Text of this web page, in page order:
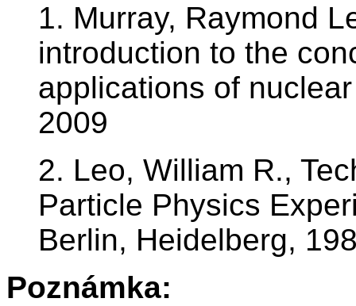
1. Murray, Raymond
introduction to the
applications of
2009
2. Leo, William R.,
Particle Physics
Berlin, Heidelberg,
Poznámka: